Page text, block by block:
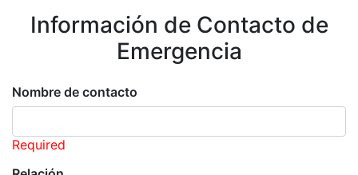
Información de Contacto de
Emergencia
Nombre de contacto
Required